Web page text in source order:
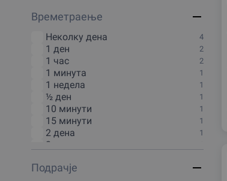
Одмор и викенд 1
доживување
1
Масажи и SPA 1
Туризам и патувања 1
Кулинарски задоволства 1
Онлајн доживувања 1
Спорт и Фитнес 1
Времетраење
Неколку дена 4
1 ден 2
1 час 2
1 минута 1
1 недела 1
½ ден 1
10 минути 1
15 минути 1
2 дена 1
2 часа
20 минути 1
Подрачjе